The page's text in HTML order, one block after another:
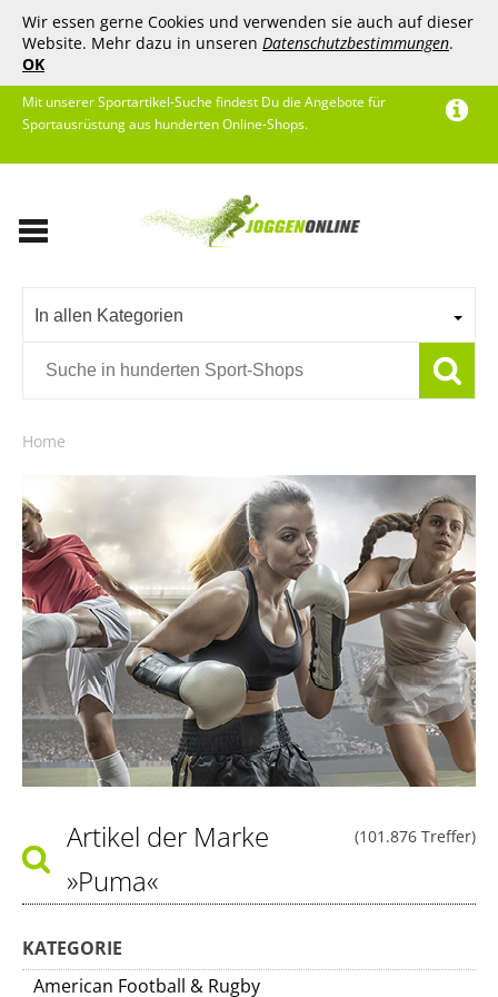
Wir essen gerne Cookies und verwenden sie auch auf dieser
Website. Mehr dazu in unseren Datenschutzbestimmungen.
OK
Mit unserer Sportartikel-Suche findest Du die Angebote für
Sportausrüstung aus hunderten Online-Shops.
In allen Kategorien
Home
(101.876 Treffer)
Artikel der Marke
»Puma«
KATEGORIE
American Football & Rugby